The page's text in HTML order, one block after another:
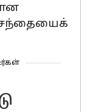
சந்தையைக்